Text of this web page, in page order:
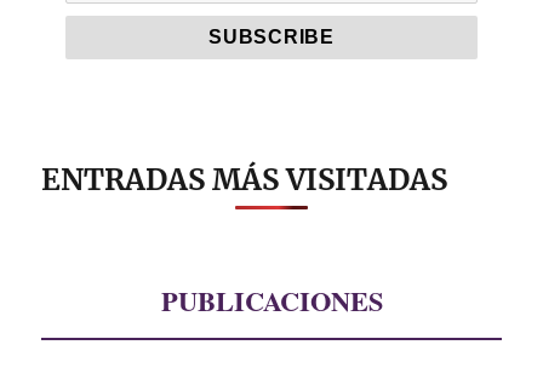
ENTRADAS MÁS VISITADAS
PUBLICACIONES